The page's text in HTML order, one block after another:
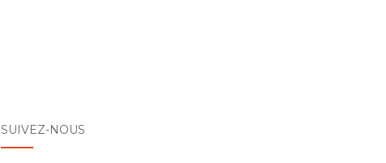
SUIVEZ-NOUS